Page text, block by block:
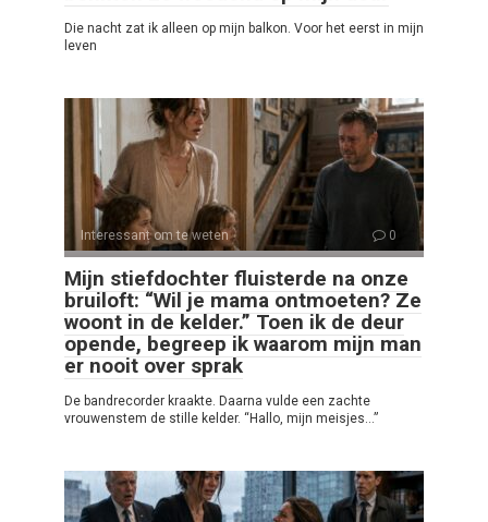
Die nacht zat ik alleen op mijn balkon. Voor het eerst in mijn
leven
Interessant om te weten 0
Mijn stiefdochter fluisterde na onze
bruiloft: “Wil je mama ontmoeten? Ze
woont in de kelder.” Toen ik de deur
opende, begreep ik waarom mijn man
er nooit over sprak
De bandrecorder kraakte. Daarna vulde een zachte
vrouwenstem de stille kelder. “Hallo, mijn meisjes…”